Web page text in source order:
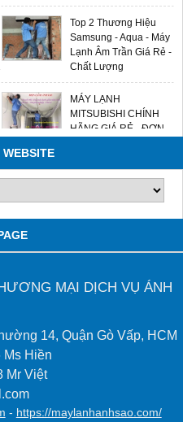
Top 2 Thương Hiệu
Samsung - Aqua - Máy
Lạnh Âm Trần Giá Rẻ -
Chất Lượng
MÁY LẠNH
MITSUBISHI CHÍNH
HÃNG GIÁ RẺ - ĐƠN
0909588116
MẠI DỊCH VỤ ÁNH
14, Quận Gò Vấp, HCM
Ms Hiền
Mr Việt
- https://maylanhanhsao.com/